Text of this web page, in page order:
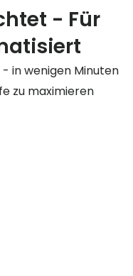
- Für
in wenigen Minuten
zu maximieren